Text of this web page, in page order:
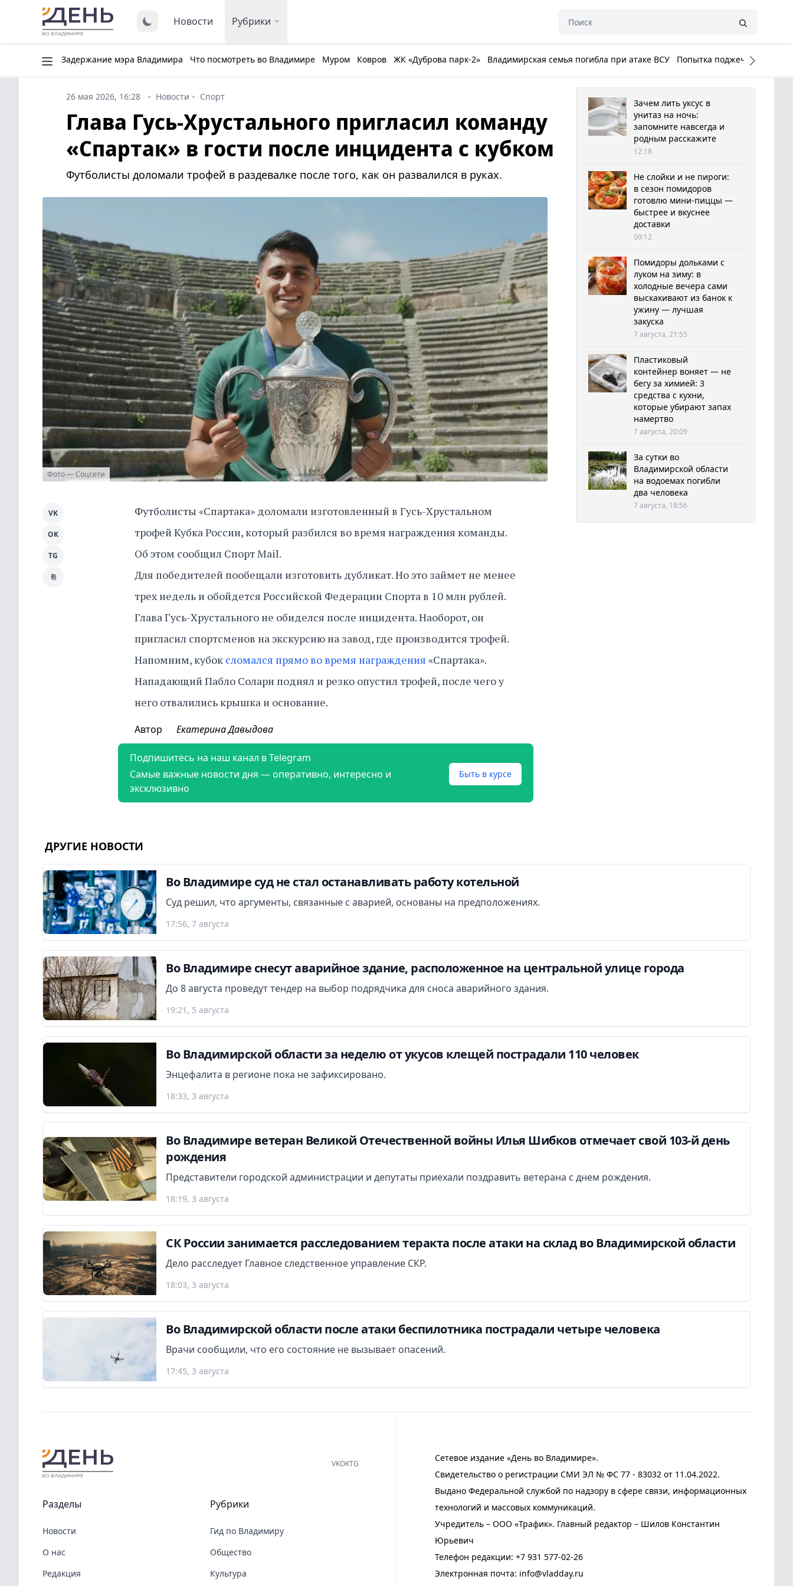
Новости Рубрики
Задержание мэра Владимира Что посмотреть во Владимире Муром Ковров ЖК «Дуброва парк-2» Владимирская семья погибла при атаке ВСУ Попытка поджечь Белый
26 мая 2026, 16:28 Новости Спорт
Глава Гусь-Хрустального пригласил команду
«Спартак» в гости после инцидента с кубком
Футболисты доломали трофей в раздевалке после того, как он развалился в руках.
Фото — Соцсети
Футболисты «Спартака» доломали изготовленный в Гусь-Хрустальном
трофей Кубка России, который разбился во время награждения команды.
Об этом сообщил Спорт Mail.
Для победителей пообещали изготовить дубликат. Но это займет не менее
трех недель и обойдется Российской Федерации Спорта в 10 млн рублей.
Глава Гусь-Хрустального не обиделся после инцидента. Наоборот, он
пригласил спортсменов на экскурсию на завод, где производится трофей.
Напомним, кубок сломался прямо во время награждения «Спартака».
Нападающий Пабло Солари поднял и резко опустил трофей, после чего у
него отвалились крышка и основание.
VK
OK
TG
⎘
Автор Екатерина Давыдова
Подпишитесь на наш канал в Telegram
Самые важные новости дня — оперативно, интересно и
эксклюзивно
Быть в курсе
Зачем лить уксус в
унитаз на ночь:
запомните навсегда и
родным расскажите
12:18
Не слойки и не пироги:
в сезон помидоров
готовлю мини-пиццы —
быстрее и вкуснее
доставки
09:12
Помидоры дольками с
луком на зиму: в
холодные вечера сами
выскакивают из банок к
ужину — лучшая
закуска
7 августа, 21:55
Пластиковый
контейнер воняет — не
бегу за химией: 3
средства с кухни,
которые убирают запах
намертво
7 августа, 20:09
За сутки во
Владимирской области
на водоемах погибли
два человека
7 августа, 18:56
ДРУГИЕ НОВОСТИ
Во Владимире суд не стал останавливать работу котельной
Суд решил, что аргументы, связанные с аварией, основаны на предположениях.
17:56, 7 августа
Во Владимире снесут аварийное здание, расположенное на центральной улице города
До 8 августа проведут тендер на выбор подрядчика для сноса аварийного здания.
19:21, 5 августа
Во Владимирской области за неделю от укусов клещей пострадали 110 человек
Энцефалита в регионе пока не зафиксировано.
18:33, 3 августа
Во Владимире ветеран Великой Отечественной войны Илья Шибков отмечает свой 103-й день
рождения
Представители городской администрации и депутаты приехали поздравить ветерана с днем рождения.
18:19, 3 августа
СК России занимается расследованием теракта после атаки на склад во Владимирской области
Дело расследует Главное следственное управление СКР.
18:03, 3 августа
Во Владимирской области после атаки беспилотника пострадали четыре человека
Врачи сообщили, что его состояние не вызывает опасений.
17:45, 3 августа
Сетевое издание «День во Владимире».
Свидетельство о регистрации СМИ ЭЛ № ФС 77 - 83032 от 11.04.2022.
Выдано Федеральной службой по надзору в сфере связи, информационных
технологий и массовых коммуникаций.
Учредитель – ООО «Трафик». Главный редактор – Шилов Константин
Юрьевич
Телефон редакции: +7 931 577-02-26
Электронная почта: info@vladday.ru
VKOKTG
Разделы
Новости
О нас
Редакция
Рубрики
Гид по Владимиру
Общество
Культура